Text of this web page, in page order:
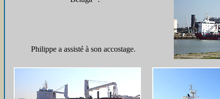
Philippe a assisté à son accostage.